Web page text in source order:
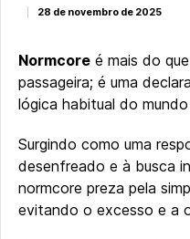
28 de novembro de 2025
Normcore é mais do
passageira; é uma
lógica habitual do
Surgindo como uma
desenfreado e à busca
normcore preza pela
evitando o excesso e a